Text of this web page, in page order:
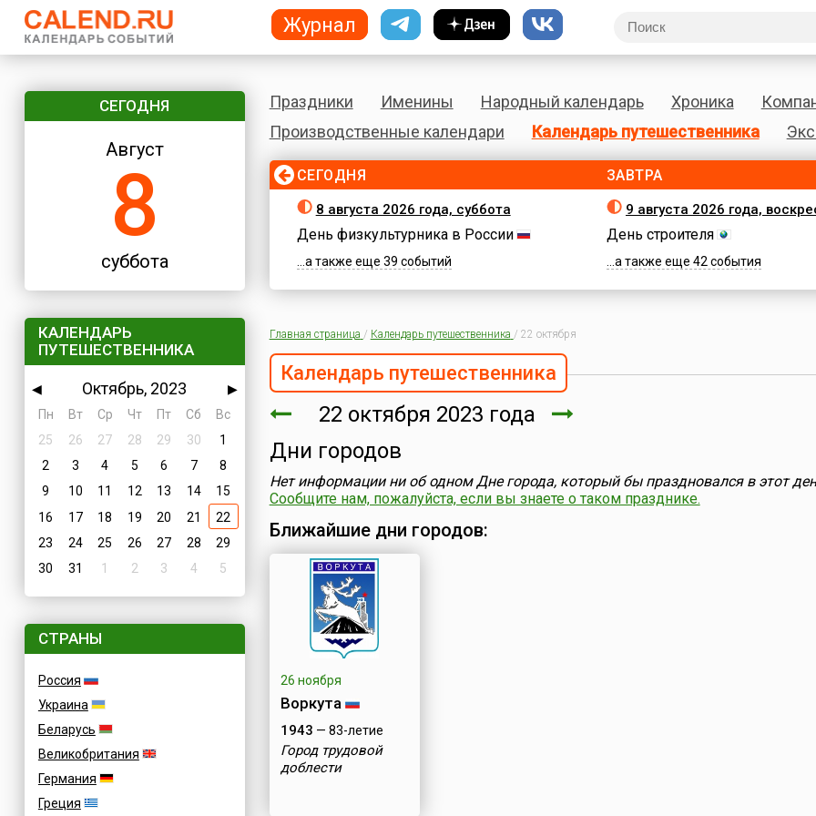
СЕГОДНЯ
Август
8
суббота
КАЛЕНДАРЬ
ПУТЕШЕСТВЕННИКА
◀ Октябрь, 2023
▶
Пн
Вт Ср Чт Пт Сб
Вс
25
26 27 28 29 30
1
2
3 4 5 6 7
8
9
10 11 12 13 14
15
16
17 18 19 20 21
22
23
24 25 26 27 28
29
30
31 1 2 3 4 5
СТРАНЫ
Россия
Украина
Беларусь
Великобритания
Германия
Греция
Праздники Именины Народный календарь Хроника
Производственные календари
Календарь путешественника
СЕГОДНЯ
8 августа 2026 года, суббота
День физкультурника в России
...а также еще 39 событий
ЗАВТРА
9 августа 2026 года,
День строителя
...а также еще 42 события
Главная страница / Календарь путешественника / 22 октября
Календарь путешественника
22 октября 2023 года
Дни городов
Нет информации ни об одном Дне города, который бы праздновался в этот
Сообщите нам, пожалуйста, если вы знаете о таком празднике.
Ближайшие дни городов:
26 ноября
Воркута
1943 — 83-летие
Город трудовой
доблести
Журнал